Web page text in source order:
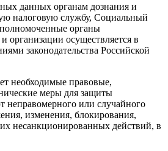
данных органам дознания и
налоговую службу, Социальный
органы
организации осуществляется в
законодательства Российской
необходимые правовые,
меры для защиты
неправомерного или случайного
изменения, блокирования,
несанкционированных действий, в